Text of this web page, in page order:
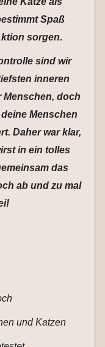
Spaß
sorgen.
sind wir
inneren
Menschen, doch
Menschen
Daher war klar,
in ein tolles
das
ab und zu mal
und Katzen